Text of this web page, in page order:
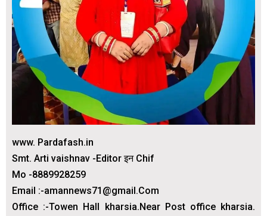
www. Pardafash.in
Smt. Arti vaishnav -Editor इन Chif
Mo -8889928259
Email :-amannews71@gmail.Com
Office :-Towen Hall kharsia.Near Post office kharsia.